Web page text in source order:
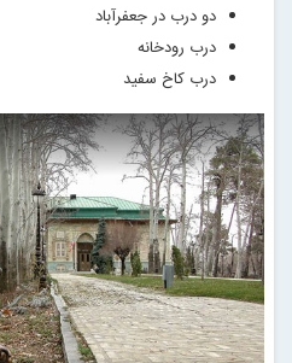
دو درب در جعفرآباد
درب رودخانه
درب کاخ سفید